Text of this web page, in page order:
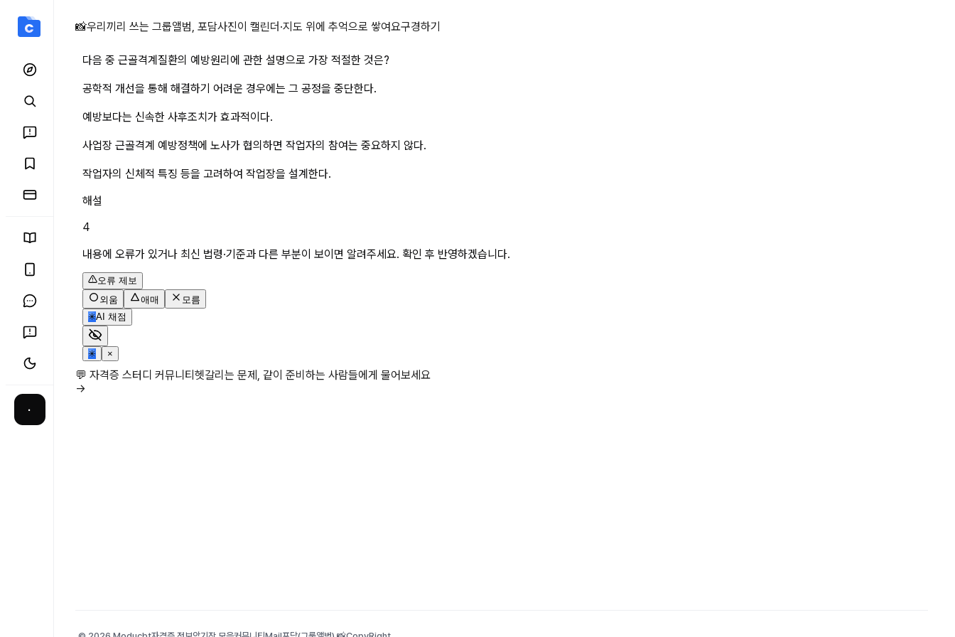
·
다음 중 근골격계질환의 예방원리에 관한 설명으로 가장 적절한 것은?공학적 상세 페이지
📸우리끼리 쓰는 그룹앨범, 포담사진이 캘린더·지도 위에 추억으로 쌓여요구경하기
다음 중 근골격계질환의 예방원리에 관한 설명으로 가장 적절한 것은?
공학적 개선을 통해 해결하기 어려운 경우에는 그 공정을 중단한다.
예방보다는 신속한 사후조치가 효과적이다.
사업장 근골격계 예방정책에 노사가 협의하면 작업자의 참여는 중요하지 않다.
작업자의 신체적 특징 등을 고려하여 작업장을 설계한다.
해설
4
내용에 오류가 있거나 최신 법령·기준과 다른 부분이 보이면 알려주세요. 확인 후 반영하겠습니다.
오류 제보
외움
애매
모름
✳AI 채점
✳ ×
💬 자격증 스터디 커뮤니티헷갈리는 문제, 같이 준비하는 사람들에게 물어보세요
→